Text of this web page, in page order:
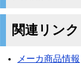
関連リンク
メーカ商品情報